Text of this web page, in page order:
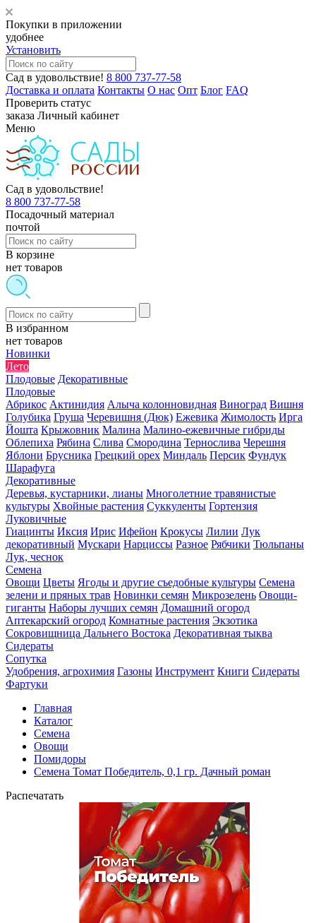
Покупки в приложении
удобнее
Установить
Сад в удовольствие! 8 800 737-77-58
Доставка и оплата Контакты О нас Опт Блог FAQ
Проверить статус
заказа Личный кабинет
Меню
Сад в удовольствие!
8 800 737-77-58
Посадочный материал
почтой
В корзине
нет товаров
В избранном
нет товаров
Новинки
Лето
Плодовые Декоративные
Плодовые
Абрикос Актинидия Алыча колонновидная Виноград Вишня
Голубика Груша Черевишня (Дюк) Ежевика Жимолость Ирга
Йошта Крыжовник Малина Малино-ежевичные гибриды
Облепиха Рябина Слива Смородина Тернослива Черешня
Яблони Брусника Грецкий орех Миндаль Персик Фундук
Шарафуга
Декоративные
Деревья, кустарники, лианы Многолетние травянистые
культуры Хвойные растения Суккуленты Гортензия
Луковичные
Гиацинты Иксия Ирис Ифейон Крокусы Лилии Лук
декоративный Мускари Нарциссы Разное Рябчики Тюльпаны
Лук, чеснок
Семена
Овощи Цветы Ягоды и другие съедобные культуры Семена
зелени и пряных трав Новинки семян Микрозелень Овощи-
гиганты Наборы лучших семян Домашний огород
Аптекарский огород Комнатные растения Экзотика
Сокровищница Дальнего Востока Декоративная тыква
Сидераты
Сопутка
Удобрения, агрохимия Газоны Инструмент Книги Сидераты
Фартуки
Главная
Каталог
Семена
Овощи
Помидоры
Семена Томат Победитель, 0,1 гр. Дачный роман
Распечатать